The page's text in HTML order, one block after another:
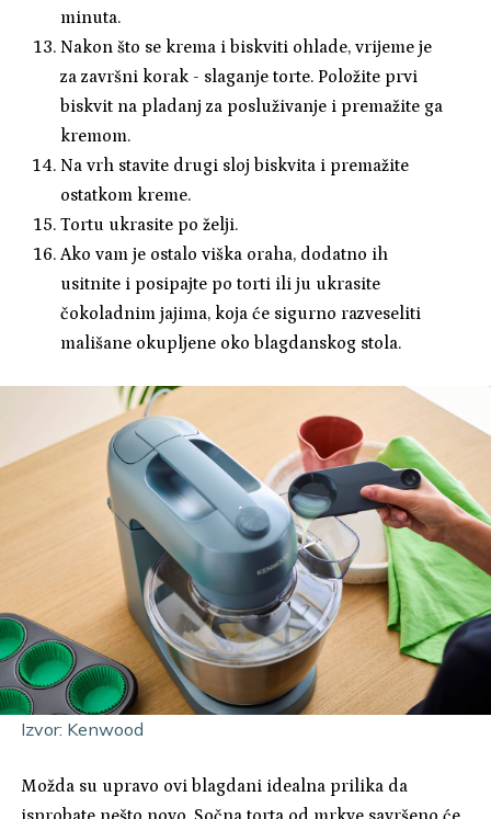
minuta.
Nakon što se krema i biskviti ohlade, vrijeme je
za završni korak - slaganje torte. Položite prvi
biskvit na pladanj za posluživanje i premažite ga
kremom.
Na vrh stavite drugi sloj biskvita i premažite
ostatkom kreme.
Tortu ukrasite po želji.
Ako vam je ostalo viška oraha, dodatno ih
usitnite i posipajte po torti ili ju ukrasite
čokoladnim jajima, koja će sigurno razveseliti
mališane okupljene oko blagdanskog stola.
Izvor: Kenwood
Možda su upravo ovi blagdani idealna prilika da